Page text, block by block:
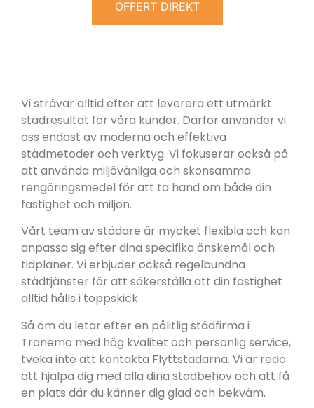
OFFERT DIREKT
Vi strävar alltid efter att leverera ett utmärkt
städresultat för våra kunder. Därför använder vi
oss endast av moderna och effektiva
städmetoder och verktyg. Vi fokuserar också på
att använda miljövänliga och skonsamma
rengöringsmedel för att ta hand om både din
fastighet och miljön.
Vårt team av städare är mycket flexibla och kan
anpassa sig efter dina specifika önskemål och
tidplaner. Vi erbjuder också regelbundna
städtjänster för att säkerställa att din fastighet
alltid hålls i toppskick.
Så om du letar efter en pålitlig städfirma i
Tranemo med hög kvalitet och personlig service,
tveka inte att kontakta Flyttstädarna. Vi är redo
att hjälpa dig med alla dina städbehov och att få
en plats där du känner dig glad och bekväm.